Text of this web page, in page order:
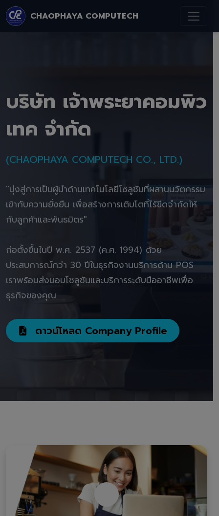
CHAOPHAYA COMPUTECH
บริษัท เจ้าพระยาคอมพิว
เทค จำกัด
(CHAOPHAYA COMPUTECH CO., LTD.)
"มุ่งสู่การเป็นผู้นำด้านเทคโนโลยีโซลูชันที่ผสานนวัตกรรม
เข้ากับความยั่งยืน เพื่อสร้างการเติบโตที่ไร้ขีดจำกัดให้
กับลูกค้าและพันธมิตร"
ก่อตั้งขึ้นในปี พ.ศ. 2537 (ค.ศ. 1994) ด้วย
ประสบการณ์กว่า 30 ปีในธุรกิจงานบริการด้าน POS
เราพร้อมส่งมอบโซลูชันและบริการระดับมืออาชีพเพื่อ
ธุรกิจของคุณ
ดาวน์โหลด Company Profile